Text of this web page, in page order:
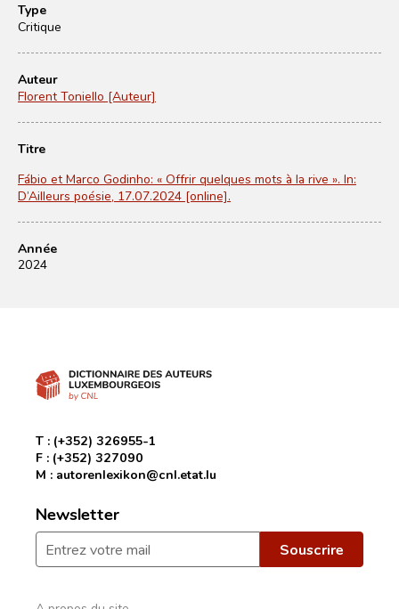
Type
Critique
Auteur
Florent Toniello [Auteur]
Titre
Fábio et Marco Godinho: « Offrir quelques mots à la rive ». In:
D’Ailleurs poésie, 17.07.2024 [online].
Année
2024
T : (+352) 326955-1
F : (+352) 327090
M : autorenlexikon@cnl.etat.lu
Newsletter